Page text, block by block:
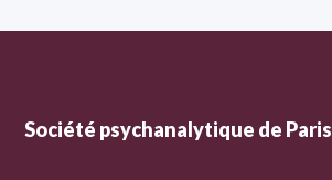
Société psychanalytique de Paris